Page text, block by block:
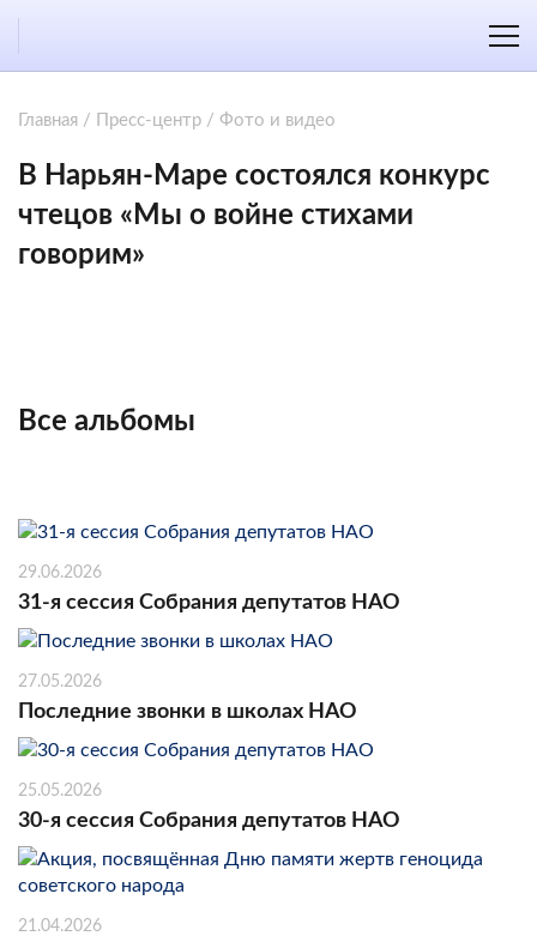
Главная / Пресс-центр / Фото и видео
В Нарьян-Маре состоялся конкурс
чтецов «Мы о войне стихами
говорим»
Все альбомы
29.06.2026
31-я сессия Собрания депутатов НАО
27.05.2026
Последние звонки в школах НАО
25.05.2026
30-я сессия Собрания депутатов НАО
21.04.2026